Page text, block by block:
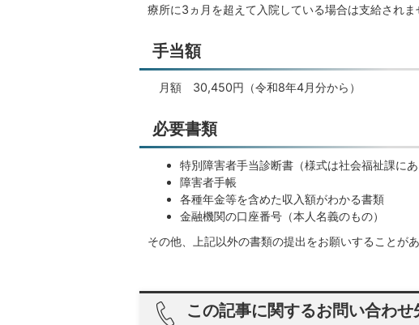
療所に3ヵ月を超えて入院している場合は支給されま
手当額
月額 30,450円（令和8年4月分から）
必要書類
特別障害者手当診断書（様式は社会福祉課にあ
障害者手帳
各種年金等を含めた収入額がわかる書類
金融機関の口座番号（本人名義のもの）
その他、上記以外の書類の提出をお願いすることがあ
この記事に関するお問い合わせ